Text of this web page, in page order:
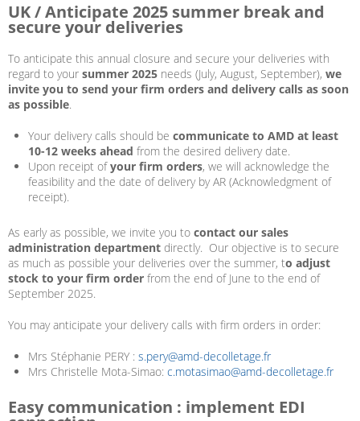
UK / Anticipate 2025 summer break and
secure your deliveries
To anticipate this annual closure and secure your deliveries with
regard to your summer 2025 needs (July, August, September), we
invite you to send your firm orders and delivery calls as soon
as possible.
Your delivery calls should be communicate to AMD at least
10-12 weeks ahead from the desired delivery date.
Upon receipt ofyour firm orders, we will acknowledge the
feasibility and the date of delivery by AR (Acknowledgment of
receipt).
As early as possible, we invite you to contact our sales
administration department directly. Our objective is to secure
as much as possible your deliveries over the summer, to adjust
stock to your firm order from the end of June to the end of
September 2025.
You may anticipate your delivery calls with firm orders in order:
Mrs Stéphanie PERY : s.pery@amd-decolletage.fr
Mrs Christelle Mota-Simao: c.motasimao@amd-decolletage.fr
Easy communication : implement EDI